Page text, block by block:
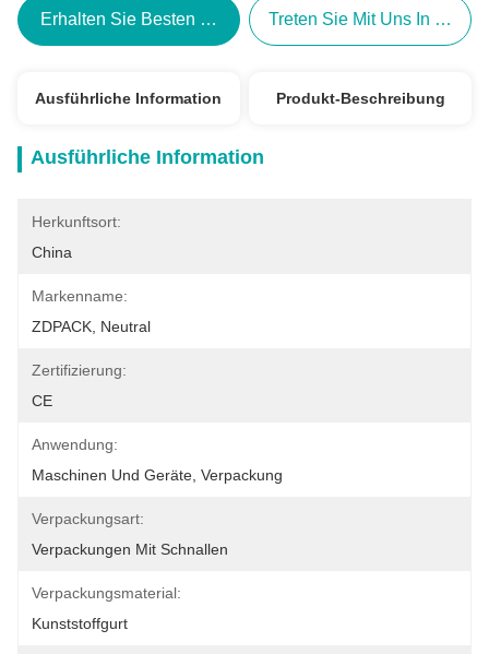
Erhalten Sie Besten Preis Treten Sie Mit Uns In
Ausführliche Information Produkt-Beschreibung
Ausführliche Information
Herkunftsort:
China
Markenname:
ZDPACK, Neutral
Zertifizierung:
CE
Anwendung:
Maschinen Und Geräte, Verpackung
Verpackungsart:
Verpackungen Mit Schnallen
Verpackungsmaterial:
Kunststoffgurt